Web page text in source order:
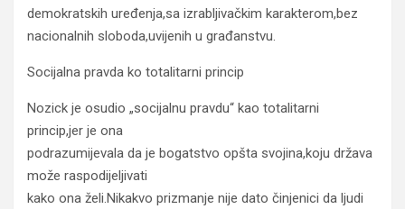
demokratskih uređenja,sa izrabljivačkim karakterom,bez
nacionalnih sloboda,uvijenih u građanstvu.
Socijalna pravda ko totalitarni princip
Nozick je osudio „socijalnu pravdu“ kao totalitarni
princip,jer je ona
podrazumijevala da je bogatstvo opšta svojina,koju država
može raspodijeljivati
kako ona želi.Nikakvo prizmanje nije dato činjenici da ljudi